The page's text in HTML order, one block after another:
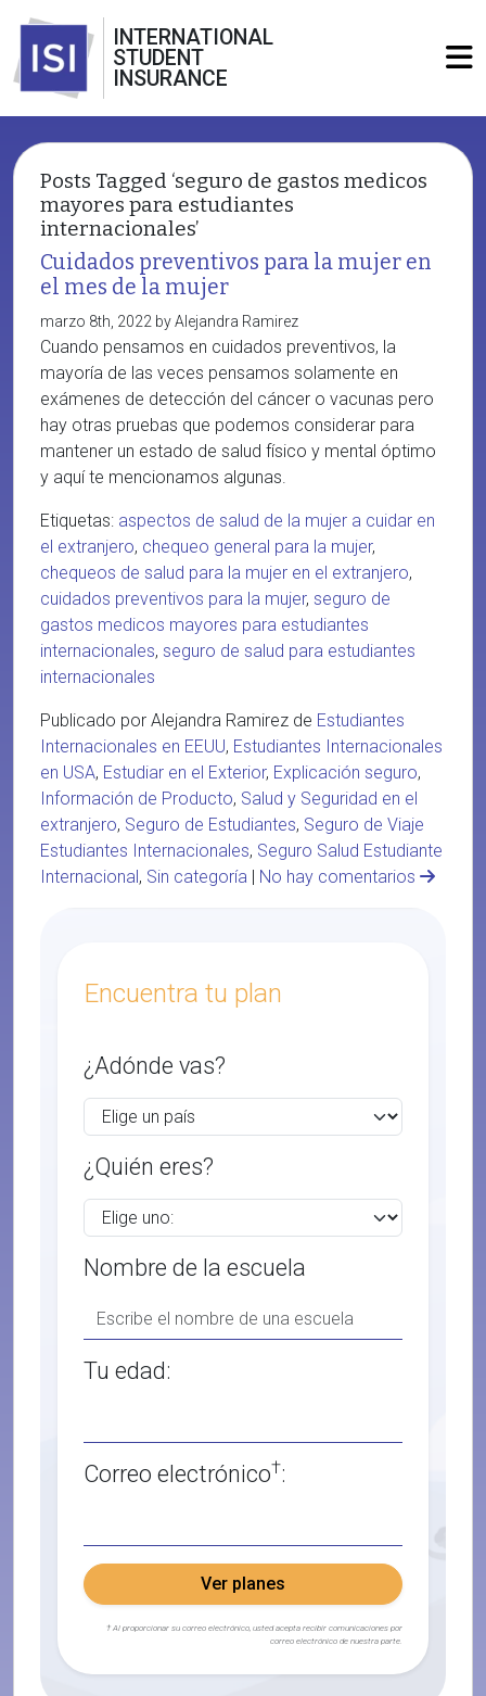
INTERNATIONAL
STUDENT
INSURANCE
Posts Tagged ‘seguro de gastos medicos
mayores para estudiantes
internacionales’
Cuidados preventivos para la mujer en
el mes de la mujer
marzo 8th, 2022 by Alejandra Ramirez
Cuando pensamos en cuidados preventivos, la
mayoría de las veces pensamos solamente en
exámenes de detección del cáncer o vacunas pero
hay otras pruebas que podemos considerar para
mantener un estado de salud físico y mental óptimo
y aquí te mencionamos algunas.
Etiquetas: aspectos de salud de la mujer a cuidar en
el extranjero, chequeo general para la mujer,
chequeos de salud para la mujer en el extranjero,
cuidados preventivos para la mujer, seguro de
gastos medicos mayores para estudiantes
internacionales, seguro de salud para estudiantes
internacionales
Publicado por Alejandra Ramirez de Estudiantes
Internacionales en EEUU, Estudiantes Internacionales
en USA, Estudiar en el Exterior, Explicación seguro,
Información de Producto, Salud y Seguridad en el
extranjero, Seguro de Estudiantes, Seguro de Viaje
Estudiantes Internacionales, Seguro Salud Estudiante
Internacional, Sin categoría | No hay comentarios
Encuentra tu plan
¿Adónde vas?
¿Quién eres?
Nombre de la escuela
Tu edad:
Correo electrónico†:
Ver planes
† Al proporcionar su correo electrónico, usted acepta recibir comunicaciones por
correo electrónico de nuestra parte.